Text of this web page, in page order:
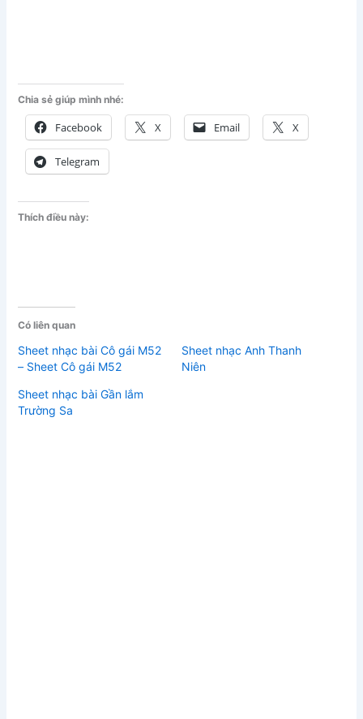
Chia sẻ giúp mình nhé:
Facebook X Email X
Telegram
Thích điều này:
Có liên quan
Sheet nhạc bài Cô gái M52
– Sheet Cô gái M52
Sheet nhạc Anh Thanh
Niên
Sheet nhạc bài Gần lắm
Trường Sa